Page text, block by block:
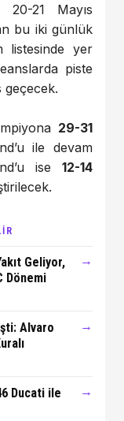
20-21 Mayıs
bu iki günlük
listesinde yer
piste
geçecek.
29-31
ile devam
ise 12-14
Geliyor,
Dönemi
→
Alvaro
→
Ducati ile
→